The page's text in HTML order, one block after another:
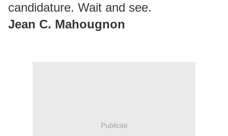
candidature. Wait and see.
Jean C. Mahougnon
Publicité